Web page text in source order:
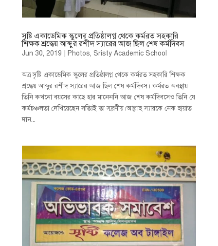
সৃষ্টি একাডেমিক স্কুলের প্রতিষ্ঠালগ্ন থেকে কর্মরত সহকারি
শিক্ষক শ্রদ্ধেয় আব্দুর রশীদ স্যারের আজ ছিল শেষ কর্মদিবস
Jun 30, 2019 Photos, Sristy Academic School
অত্র সৃষ্টি একাডেমিক স্কুলের প্রতিষ্ঠালগ্ন থেকে কর্মরত সহকারি শিক্ষক
শ্রদ্ধেয় আব্দুর রশীদ স্যারের আজ ছিল শেষ কর্মদিবস। কর্মরত অবস্থায়
তিনি কখনো বয়সের কাছে হার মানেননি আজ শেষ কর্মদিবসেও তিনি যে
কর্মচঞ্চলতা দেখিয়েছেন সত্যিই তা স্মরণীয়।আল্লাহ স্যারকে নেক হায়াত
দান...